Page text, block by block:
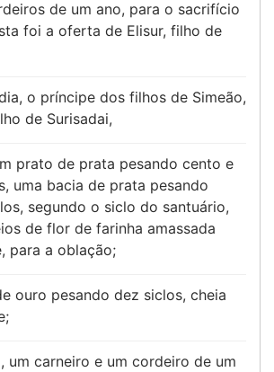
de um ano, para o sacrifício
foi a oferta de Elisur, filho de
o príncipe dos filhos de Simeão,
de Surisadai,
prato de prata pesando cento e
uma bacia de prata pesando
segundo o siclo do santuário,
de flor de farinha amassada
para a oblação;
ouro pesando dez siclos, cheia
um carneiro e um cordeiro de um